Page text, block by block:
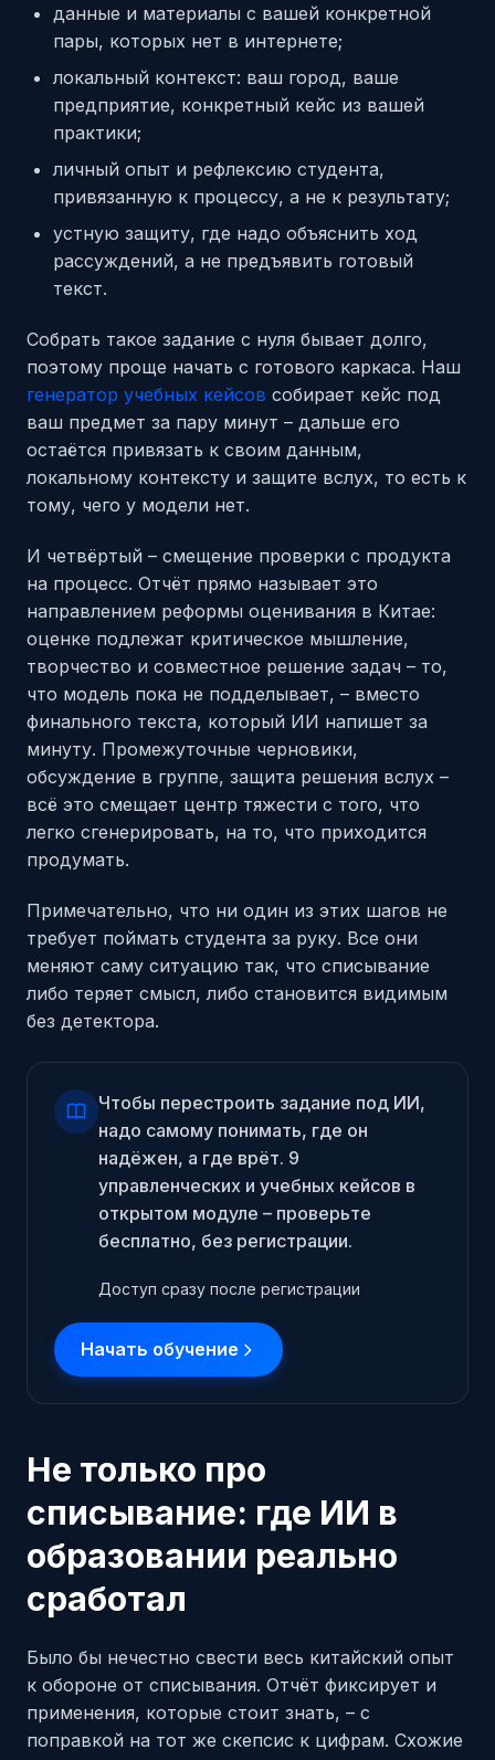
данные и материалы с вашей конкретной
пары, которых нет в интернете;
локальный контекст: ваш город, ваше
предприятие, конкретный кейс из вашей
практики;
личный опыт и рефлексию студента,
привязанную к процессу, а не к результату;
устную защиту, где надо объяснить ход
рассуждений, а не предъявить готовый
текст.
Собрать такое задание с нуля бывает долго,
поэтому проще начать с готового каркаса. Наш
генератор учебных кейсов собирает кейс под
ваш предмет за пару минут – дальше его
остаётся привязать к своим данным,
локальному контексту и защите вслух, то есть к
тому, чего у модели нет.
И четвёртый – смещение проверки с продукта
на процесс. Отчёт прямо называет это
направлением реформы оценивания в Китае:
оценке подлежат критическое мышление,
творчество и совместное решение задач – то,
что модель пока не подделывает, – вместо
финального текста, который ИИ напишет за
минуту. Промежуточные черновики,
обсуждение в группе, защита решения вслух –
всё это смещает центр тяжести с того, что
легко сгенерировать, на то, что приходится
продумать.
Примечательно, что ни один из этих шагов не
требует поймать студента за руку. Все они
меняют саму ситуацию так, что списывание
либо теряет смысл, либо становится видимым
без детектора.
Чтобы перестроить задание под ИИ,
надо самому понимать, где он
надёжен, а где врёт. 9
управленческих и учебных кейсов в
открытом модуле – проверьте
бесплатно, без регистрации.
Доступ сразу после регистрации
Начать обучение
Не только про
списывание: где ИИ в
образовании реально
сработал
Было бы нечестно свести весь китайский опыт
к обороне от списывания. Отчёт фиксирует и
применения, которые стоит знать, – с
поправкой на тот же скепсис к цифрам. Схожие